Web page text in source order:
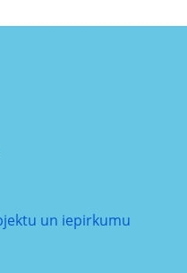
un iepirkumu